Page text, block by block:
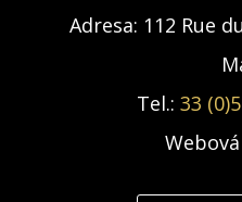
Adresa: 112 Rue
Tel.: 33